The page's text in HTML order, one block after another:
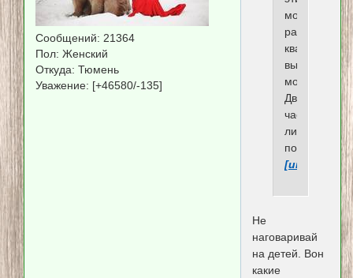
Сообщений: 21364
Пол: Женский
Откуда: Тюмень
Уважение: [+46580/-135]
молодцов
разнесли
квартиру,
вынесли
мозг.
Два
часа
последствия.
[url]https://
Не
наговаривай
на детей. Вон
какие